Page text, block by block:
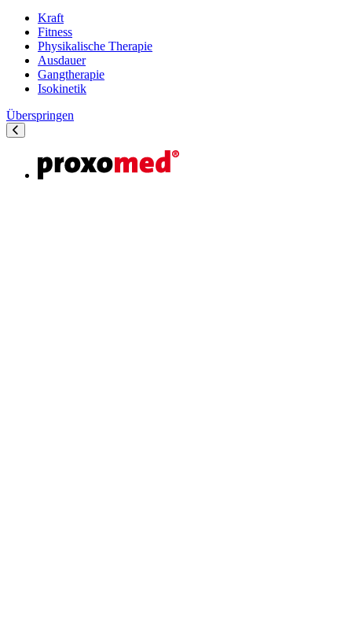
Kraft
Fitness
Physikalische Therapie
Ausdauer
Gangtherapie
Isokinetik
Überspringen